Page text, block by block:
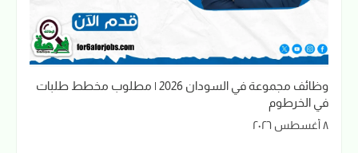
وظائف مجموعة في السودان 2026 | مطلوب مخطط طلبات
في الخرطوم
٨ أغسطس ٢٠٢٦